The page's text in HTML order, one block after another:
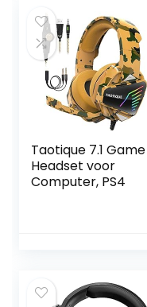
Taotique 7.1 Game
Headset voor
Computer, PS4